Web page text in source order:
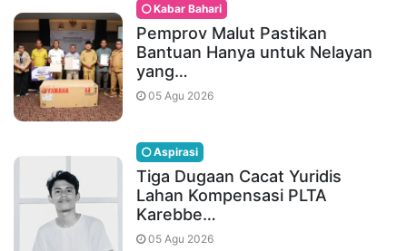
Kabar Bahari
Pemprov Malut Pastikan
Bantuan Hanya untuk Nelayan
yang…
05 Agu 2026
Aspirasi
Tiga Dugaan Cacat Yuridis
Lahan Kompensasi PLTA
Karebbe…
05 Agu 2026